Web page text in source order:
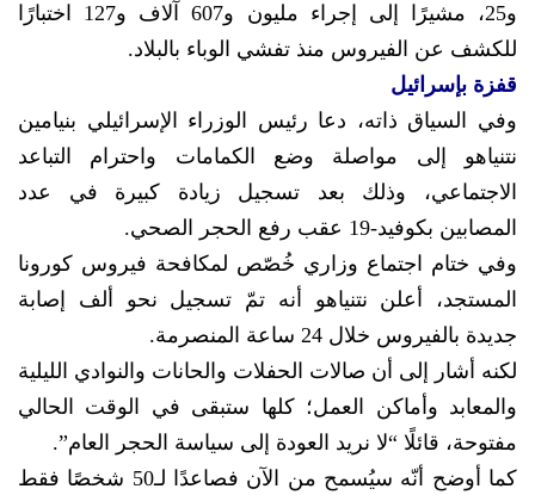
و25، مشيرًا إلى إجراء مليون و607 آلاف و127 اختبارًا
للكشف عن الفيروس منذ تفشي الوباء بالبلاد.
قفزة بإسرائيل
وفي السياق ذاته، دعا رئيس الوزراء الإسرائيلي بنيامين
نتنياهو إلى مواصلة وضع الكمامات واحترام التباعد
الاجتماعي، وذلك بعد تسجيل زيادة كبيرة في عدد
المصابين بكوفيد-19 عقب رفع الحجر الصحي.
وفي ختام اجتماع وزاري خُصّص لمكافحة فيروس كورونا
المستجد، أعلن نتنياهو أنه تمّ تسجيل نحو ألف إصابة
جديدة بالفيروس خلال 24 ساعة المنصرمة.
لكنه أشار إلى أن صالات الحفلات والحانات والنوادي الليلية
والمعابد وأماكن العمل؛ كلها ستبقى في الوقت الحالي
مفتوحة، قائلًا “لا نريد العودة إلى سياسة الحجر العام”.
كما أوضح أنّه سيُسمح من الآن فصاعدًا لـ50 شخصًا فقط